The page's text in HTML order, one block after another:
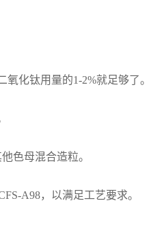
化钛用量的1-2%就足够了。
色母混合造粒。
A98，以满足工艺要求。